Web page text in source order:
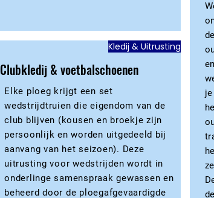
Kledij & Uitrusting
Clubkledij & voetbalschoenen
Elke ploeg krijgt een set
wedstrijdtruien die eigendom van de
club blijven (kousen en broekje zijn
persoonlijk en worden uitgedeeld bij
aanvang van het seizoen). Deze
uitrusting voor wedstrijden wordt in
onderlinge samenspraak gewassen en
beheerd door de ploegafgevaardigde